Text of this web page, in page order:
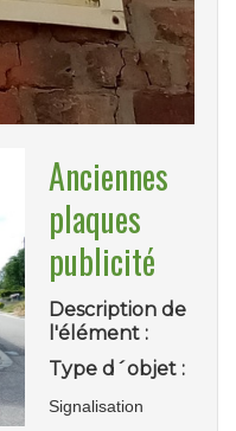
Anciennes
plaques
publicité
Description de
l'élément :
Type d´objet :
Signalisation